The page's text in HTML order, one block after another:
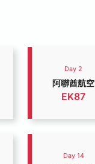
Day 2
阿聯酋航空
EK87
Day 14